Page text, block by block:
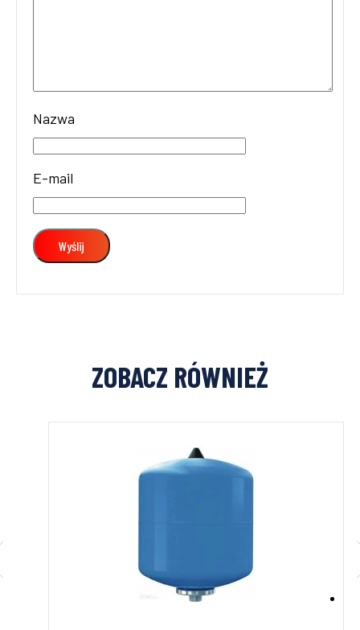
Nazwa
E-mail
ZOBACZ RÓWNIEŻ